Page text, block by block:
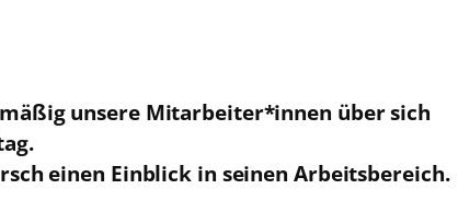
unsere Mitarbeiter*innen über sich
einen Einblick in seinen Arbeitsbereich.